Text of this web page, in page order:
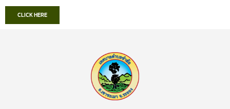
CLICK HERE